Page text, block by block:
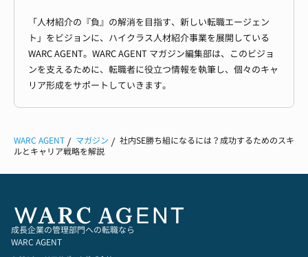
「人材紹介の『負』の解消を目指す、新しい転職エージェン
ト」をビジョンに、ハイクラス人材紹介事業を展開している
WARC AGENT。WARC AGENT マガジン編集部は、このビジョ
ンを支えるために、転職者に役立つ情報を執筆し、個々のキャ
リア形成をサポートしていきます。
WARC AGENT マガジン
社内SE勝ち組になるには？成功するためのスキ
ルとキャリア戦略を解説
成長企業の管理部門への転職なら
WARC AGENT